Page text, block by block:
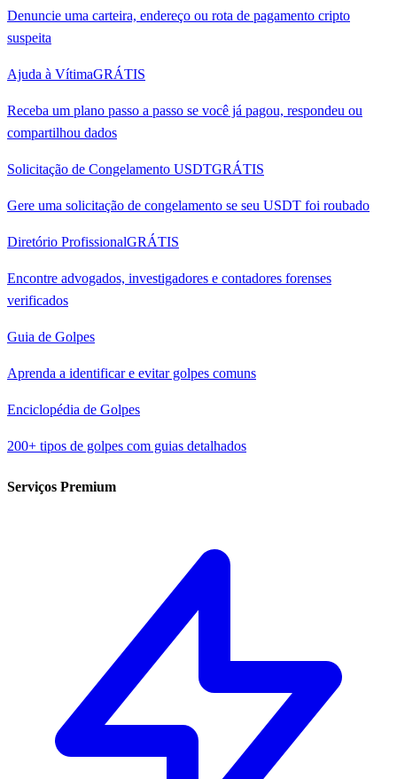
Denuncie uma carteira, endereço ou rota de pagamento cripto
suspeita
Ajuda à VítimaGRÁTIS
Receba um plano passo a passo se você já pagou, respondeu ou
compartilhou dados
Solicitação de Congelamento USDTGRÁTIS
Gere uma solicitação de congelamento se seu USDT foi roubado
Diretório ProfissionalGRÁTIS
Encontre advogados, investigadores e contadores forenses
verificados
Guia de Golpes
Aprenda a identificar e evitar golpes comuns
Enciclopédia de Golpes
200+ tipos de golpes com guias detalhados
Serviços Premium